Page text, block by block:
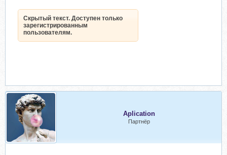
Скрытый текст. Доступен только
зарегистрированным
пользователям.
Aplication
Партнёр